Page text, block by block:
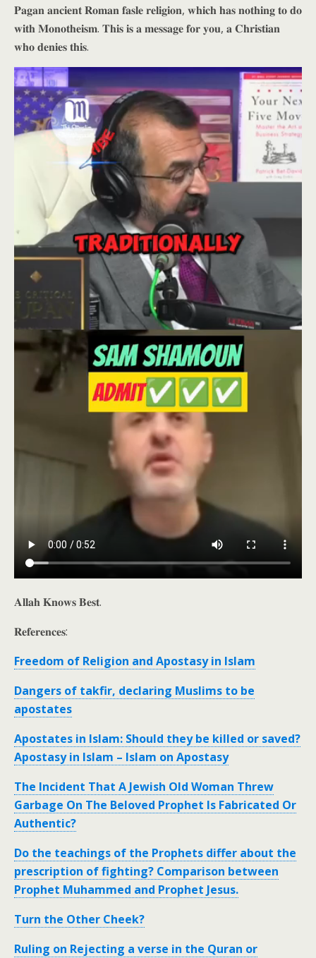
𝐏𝐚𝐠𝐚𝐧 𝐚𝐧𝐜𝐢𝐞𝐧𝐭 𝐑𝐨𝐦𝐚𝐧 𝐟𝐚𝐬𝐥𝐞 𝐫𝐞𝐥𝐢𝐠𝐢𝐨𝐧, 𝐰𝐡𝐢𝐜𝐡 𝐡𝐚𝐬 𝐧𝐨𝐭𝐡𝐢𝐧𝐠 𝐭𝐨 𝐝𝐨
𝐰𝐢𝐭𝐡 𝐌𝐨𝐧𝐨𝐭𝐡𝐞𝐢𝐬𝐦. 𝐓𝐡𝐢𝐬 𝐢𝐬 𝐚 𝐦𝐞𝐬𝐬𝐚𝐠𝐞 𝐟𝐨𝐫 𝐲𝐨𝐮, 𝐚 𝐂𝐡𝐫𝐢𝐬𝐭𝐢𝐚𝐧
𝐰𝐡𝐨 𝐝𝐞𝐧𝐢𝐞𝐬 𝐭𝐡𝐢𝐬.
𝐀𝐥𝐥𝐚𝐡 𝐊𝐧𝐨𝐰𝐬 𝐁𝐞𝐬𝐭.
𝐑𝐞𝐟𝐞𝐫𝐞𝐧𝐜𝐞𝐬:
Freedom of Religion and Apostasy in Islam
Dangers of takfir, declaring Muslims to be
apostates
Apostates in Islam: Should they be killed or saved?
Apostasy in Islam – Islam on Apostasy
The Incident That A Jewish Old Woman Threw
Garbage On The Beloved Prophet Is Fabricated Or
Authentic?
Do the teachings of the Prophets differ about the
prescription of fighting? Comparison between
Prophet Muhammed and Prophet Jesus.
Turn the Other Cheek?
Ruling on Rejecting a verse in the Quran or